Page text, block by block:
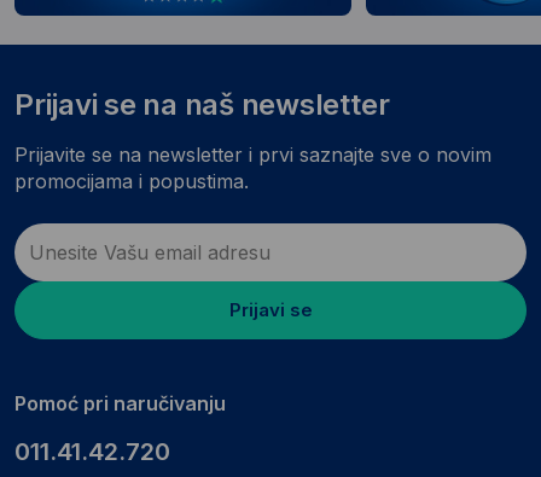
Prijavi se na naš newsletter
Prijavite se na newsletter i prvi saznajte sve o novim
promocijama i popustima.
Prijavi se
Pomoć pri naručivanju
011.41.42.720